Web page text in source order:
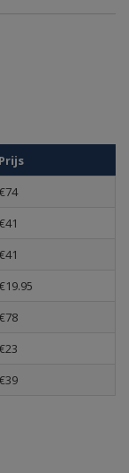
Prijs
€74
€41
€41
€19.95
€78
€23
€39